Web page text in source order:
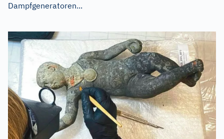
Dampfgeneratoren...